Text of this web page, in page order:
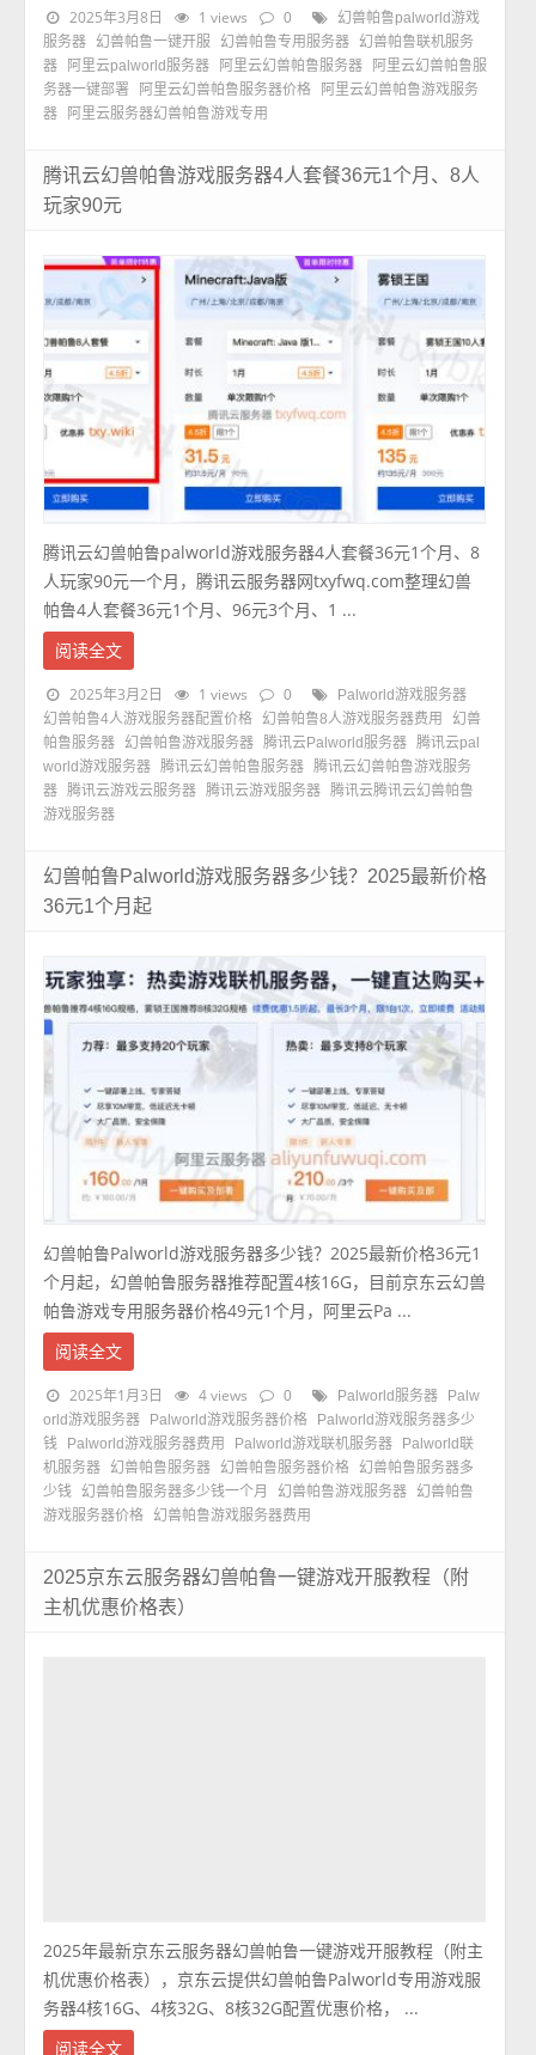
2025年3月8日 1 views 0
幻兽帕鲁palworld游戏
服务器 幻兽帕鲁一键开服 幻兽帕鲁专用服务器 幻兽帕鲁联机服务
器
阿里云palworld服务器 阿里云幻兽帕鲁服务器
阿里云幻兽帕鲁服
务器一键部署
阿里云幻兽帕鲁服务器价格
阿里云幻兽帕鲁游戏服务
器
阿里云服务器幻兽帕鲁游戏专用
腾讯云幻兽帕鲁游戏服务器4人套餐36元1个月、8人
玩家90元
腾讯云幻兽帕鲁palworld游戏服务器4人套餐36元1个月、8
人玩家90元一个月，腾讯云服务器网txyfwq.com整理幻兽
帕鲁4人套餐36元1个月、96元3个月、1 ...
阅读全文
2025年3月2日 1 views 0
Palworld游戏服务器
幻兽帕鲁4人游戏服务器配置价格 幻兽帕鲁8人游戏服务器费用
幻兽
帕鲁服务器 幻兽帕鲁游戏服务器 腾讯云Palworld服务器 腾讯云pal
world游戏服务器 腾讯云幻兽帕鲁服务器 腾讯云幻兽帕鲁游戏服务
器 腾讯云游戏云服务器 腾讯云游戏服务器 腾讯云腾讯云幻兽帕鲁
游戏服务器
幻兽帕鲁Palworld游戏服务器多少钱？2025最新价格
36元1个月起
幻兽帕鲁Palworld游戏服务器多少钱？2025最新价格36元1
个月起，幻兽帕鲁服务器推荐配置4核16G，目前京东云幻兽
帕鲁游戏专用服务器价格49元1个月，阿里云Pa ...
阅读全文
2025年1月3日 4 views 0 Palworld服务器
Palw
orld游戏服务器
Palworld游戏服务器价格
Palworld游戏服务器多少
钱
Palworld游戏服务器费用 Palworld游戏联机服务器
Palworld联
机服务器 幻兽帕鲁服务器 幻兽帕鲁服务器价格 幻兽帕鲁服务器多
少钱 幻兽帕鲁服务器多少钱一个月 幻兽帕鲁游戏服务器 幻兽帕鲁
游戏服务器价格 幻兽帕鲁游戏服务器费用
2025京东云服务器幻兽帕鲁一键游戏开服教程（附
主机优惠价格表）
2025年最新京东云服务器幻兽帕鲁一键游戏开服教程（附主
机优惠价格表），京东云提供幻兽帕鲁Palworld专用游戏服
务器4核16G、4核32G、8核32G配置优惠价格， ...
阅读全文